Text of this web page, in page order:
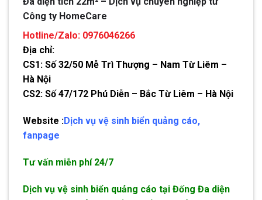
Công ty HomeCare
Hotline/Zalo: 0976046266
Địa chỉ:
CS1: Số 32/50 Mễ Trì Thượng – Nam Từ Liêm –
Hà Nội
CS2: Số 47/172 Phú Diễn – Bắc Từ Liêm – Hà Nội
Website :Dịch vụ vệ sinh biển quảng cáo,
fanpage
Tư vấn miễn phí 24/7
Dịch vụ vệ sinh biển quảng cáo tại Đống Đa diện